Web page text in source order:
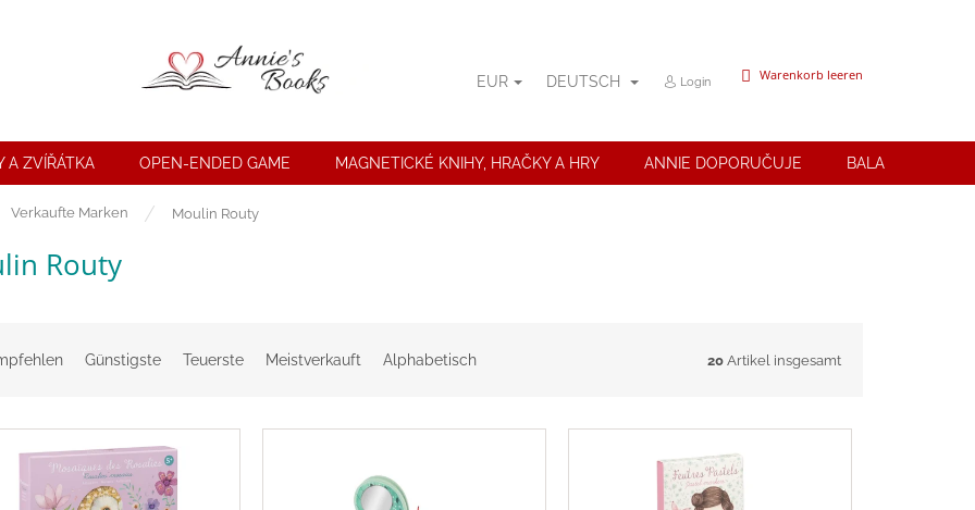
EUR
DEUTSCH Login WARENKORB
Warenkorb leeren
A ZVÍŘÁTKA OPEN-ENDED GAME MAGNETICKÉ KNIHY, HRAČKY A HRY ANNIE DOPORUČUJE BALANČNÍ
Verkaufte Marken Moulin Routy
Routy
Günstigste Teuerste Meistverkauft Alphabetisch 20 Artikel insgesamt